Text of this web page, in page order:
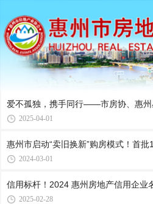
爱不孤独，携手同行——市房协、惠州
2025-04-01
惠州市启动“卖旧换新”购房模式！首
2024-03-01
信用标杆！2024 惠州房地产信用企业
2025-02-28